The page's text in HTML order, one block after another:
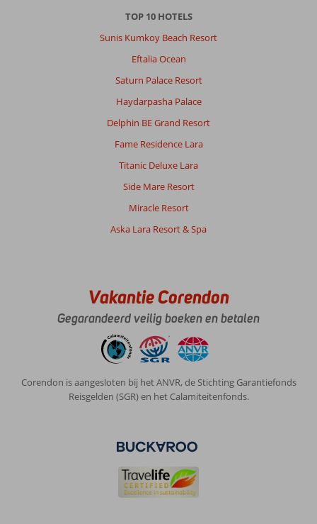
TOP 10 HOTELS
Sunis Kumkoy Beach Resort
Eftalia Ocean
Saturn Palace Resort
Haydarpasha Palace
Delphin BE Grand Resort
Fame Residence Lara
Titanic Deluxe Lara
Side Mare Resort
Miracle Resort
Aska Lara Resort & Spa
Vakantie Corendon
Gegarandeerd veilig boeken en betalen
Corendon is aangesloten bij het ANVR, de Stichting Garantiefonds
Reisgelden (SGR) en het Calamiteitenfonds.